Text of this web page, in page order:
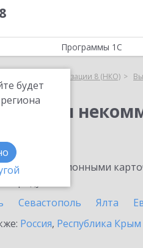
будет
Программы 1С
организации 8 (НКО)
с информационными
Севастополь Ялта
Россия, Республика